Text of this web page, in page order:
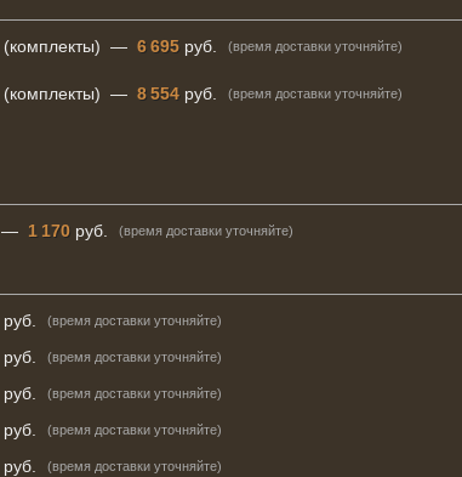
(комплекты) — 6 695 руб. (время доставки уточняйте)
(комплекты) — 8 554 руб. (время доставки уточняйте)
— 1 170 руб. (время доставки уточняйте)
руб. (время доставки уточняйте)
руб. (время доставки уточняйте)
руб. (время доставки уточняйте)
руб. (время доставки уточняйте)
руб. (время доставки уточняйте)